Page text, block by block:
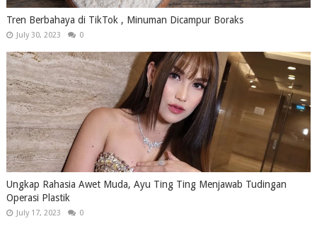
Tren Berbahaya di TikTok , Minuman Dicampur Boraks
July 30, 2023 0
Ungkap Rahasia Awet Muda, Ayu Ting Ting Menjawab Tudingan
Operasi Plastik
July 17, 2023 0